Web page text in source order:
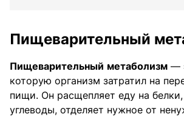
Пищеварительный
Пищеварительный метаболизм —
которую организм затратил на
пищи. Он расщепляет еду на
углеводы, отделяет нужное от